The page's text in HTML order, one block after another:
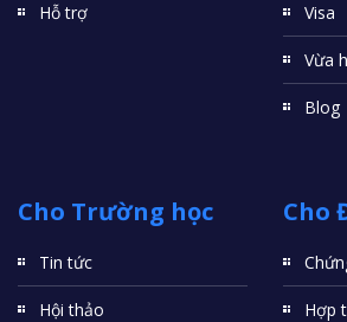
Hỗ trợ Visa
Vừa
Blog
Cho Trường học
Tin tức
Hội thảo
Cho
Hợp